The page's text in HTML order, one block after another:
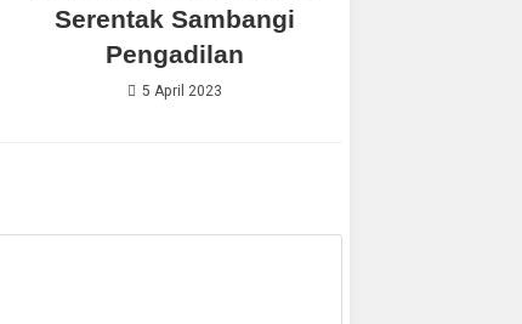
Serentak Sambangi
Pengadilan
5 April 2023